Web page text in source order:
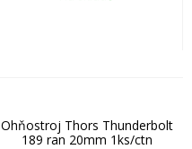
Ohňostroj Thors Thunderbolt
189 ran 20mm 1ks/ctn